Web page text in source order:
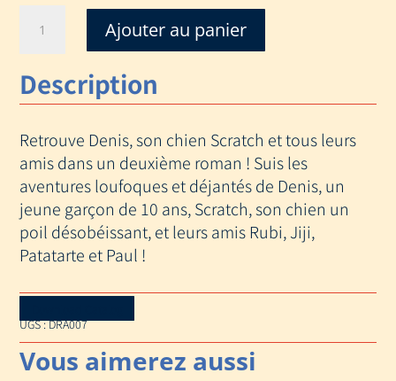
TARTE
MÉMOIRE
(
ET
SCRATCH
Ajouter au panier
Description
Retrouve Denis, son chien Scratch et tous leurs
amis dans un deuxième roman ! Suis les
aventures loufoques et déjantés de Denis, un
jeune garçon de 10 ans, Scratch, son chien un
poil désobéissant, et leurs amis Rubi, Jiji,
Patatarte et Paul !
UGS :DRA007